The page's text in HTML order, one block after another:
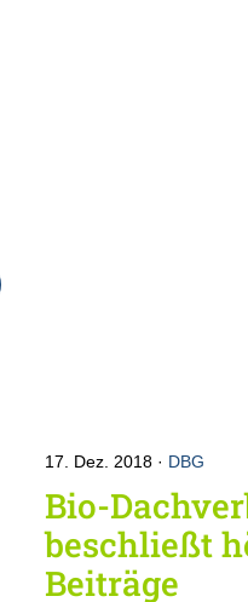
17. Dez. 2018 DBG
Bio-
beschließt
Beiträge